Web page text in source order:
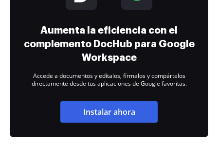
Aumenta la eficiencia con el
complemento DocHub para Google
Workspace
Accede a documentos y edítalos, fírmalos y compártelos
directamente desde tus aplicaciones de Google favoritas.
Instalar ahora